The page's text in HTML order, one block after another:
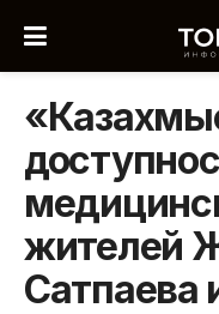
жителей
Сатпаева